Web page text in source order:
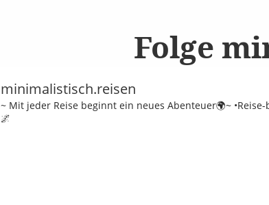
Folge
minimalistisch.reisen
~ Mit jeder Reise beginnt ein neues Abenteuer🌍~
🌌